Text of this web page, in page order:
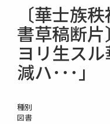
〔華士族
書草稿断
ヨリ生ス
減ハ･･･」
種別
図書